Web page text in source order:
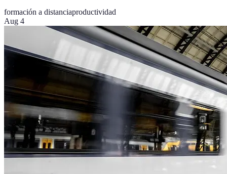
formación a distanciaproductividad
Aug 4